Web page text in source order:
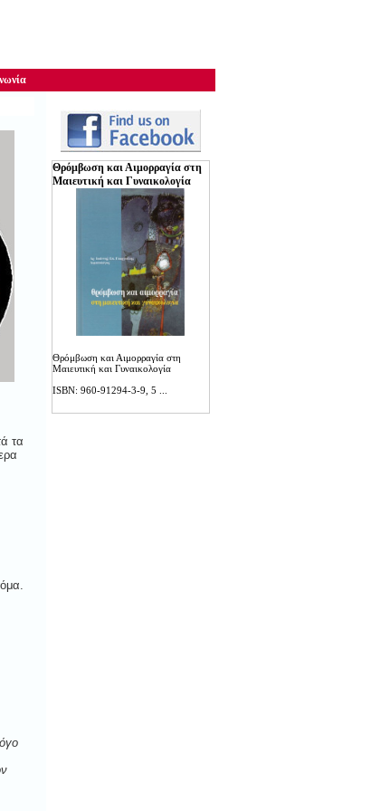
τα
Θρόμβωση ­­­­­­­­­­και Αιμορραγία στη
Μαιευτική και Γυναικολογία
Θρόμβωση ­­­­­­­­­­και Αιμορραγία στη
Μαιευτική και Γυναικολογία
ISBN: 960-91294-3-9, 5 ...